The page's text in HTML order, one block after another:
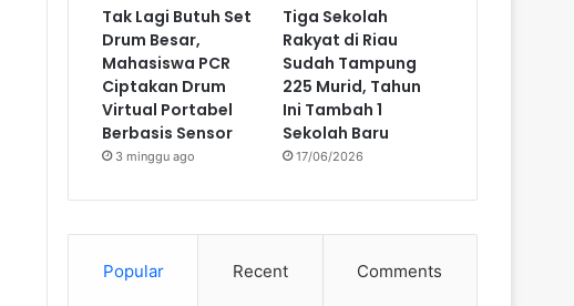
Tak Lagi Butuh Set
Drum Besar,
Mahasiswa PCR
Ciptakan Drum
Virtual Portabel
Berbasis Sensor
3 minggu ago
Tiga Sekolah
Rakyat di Riau
Sudah Tampung
225 Murid, Tahun
Ini Tambah 1
Sekolah Baru
17/06/2026
Popular Recent Comments